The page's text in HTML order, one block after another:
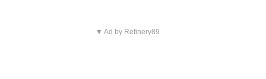
▼ Ad by Refinery89